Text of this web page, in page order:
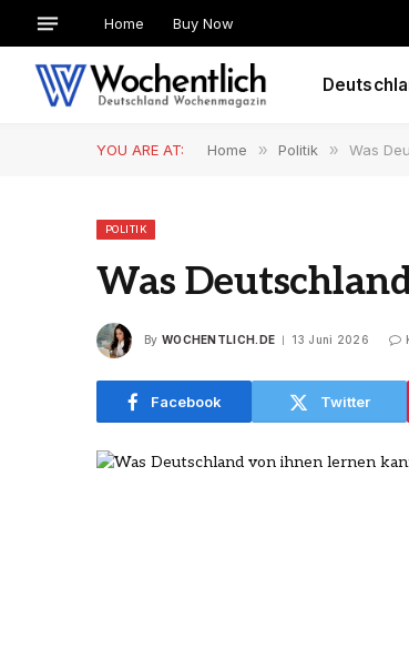
Home Buy Now
YOU ARE AT: Home » Politik » Was
POLITIK
Was
By WOCHENTLICH.DE 13 Juni 2026
Facebook Twitter